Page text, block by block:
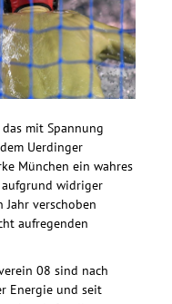
mit Spannung
Uerdinger
München ein wahres
aufgrund widriger
verschoben
aufregenden
08 sind nach
Energie und seit